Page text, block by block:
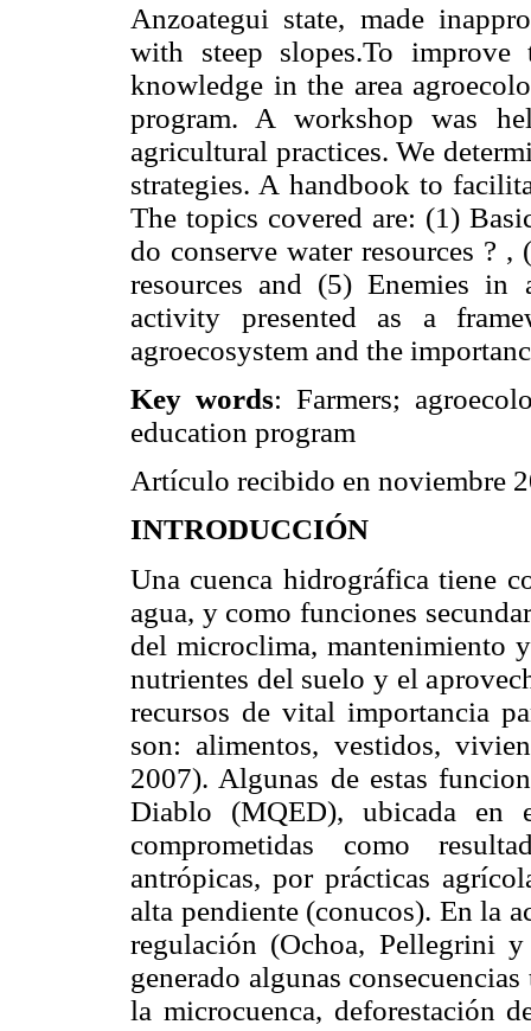
Anzoategui state, made
with steep slopes.To
knowledge in the area
program. A workshop was
agricultural practices. We
strategies. A handbook to
The topics covered are: (1)
do conserve water resources ?
resources and (5) Enemies in
activity presented as a
agroecosystem and the
Key words: Farmers;
education program
Artículo recibido en noviembre
INTRODUCCIÓN
Una cuenca hidrográfica tiene
agua, y como funciones
del microclima, mantenimiento
nutrientes del suelo y el
recursos de vital importancia
son: alimentos, vestidos,
2007). Algunas de estas
Diablo (MQED), ubicada en
comprometidas como
antrópicas, por prácticas
alta pendiente (conucos). En la
regulación (Ochoa, Pellegrini
generado algunas
la microcuenca, deforestación